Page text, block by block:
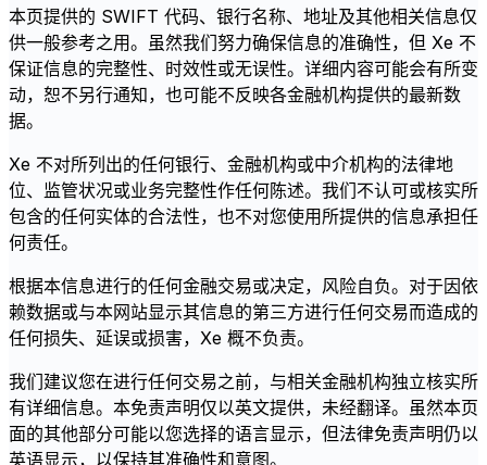
本页提供的 SWIFT 代码、银行名称、地址及其他相关信息仅
供一般参考之用。虽然我们努力确保信息的准确性，但 Xe 不
保证信息的完整性、时效性或无误性。详细内容可能会有所变
动，恕不另行通知，也可能不反映各金融机构提供的最新数
据。
Xe 不对所列出的任何银行、金融机构或中介机构的法律地
位、监管状况或业务完整性作任何陈述。我们不认可或核实所
包含的任何实体的合法性，也不对您使用所提供的信息承担任
何责任。
根据本信息进行的任何金融交易或决定，风险自负。对于因依
赖数据或与本网站显示其信息的第三方进行任何交易而造成的
任何损失、延误或损害，Xe 概不负责。
我们建议您在进行任何交易之前，与相关金融机构独立核实所
有详细信息。本免责声明仅以英文提供，未经翻译。虽然本页
面的其他部分可能以您选择的语言显示，但法律免责声明仍以
英语显示，以保持其准确性和意图。